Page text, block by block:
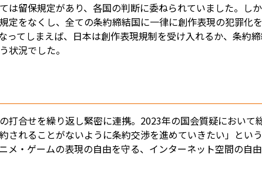
留保規定があり、各国の判断に委ねられていました。し
をなくし、全ての条約締結国に一律に創作表現の犯罪化
てしまえば、日本は創作表現規制を受け入れるか、条約
状況でした。
合せを繰り返し緊密に連携。2023年の国会質疑において
れることがないように条約交渉を進めていきたい」とい
・ゲームの表現の自由を守る、インターネット空間の自